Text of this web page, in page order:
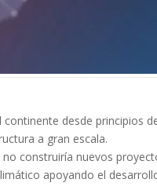
desde principios
a gran escala.
construiría nuevos
apoyando el